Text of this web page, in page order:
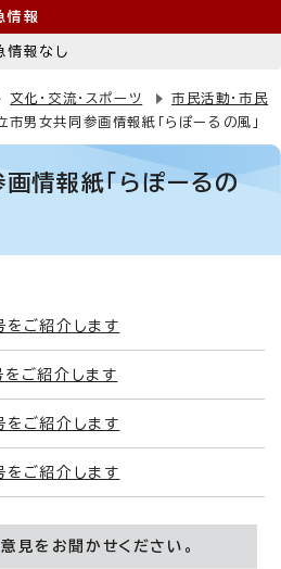
情報
情報なし
文化・交流・スポーツ
市民活動・市民
市男女共同参画情報紙「らぽーるの風」
情報紙「らぽーるの
をご紹介します
をご紹介します
をご紹介します
をご紹介します
見をお聞かせください。